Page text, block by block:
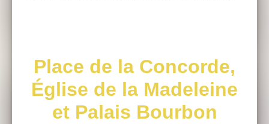
Place de la Concorde,
Église de la Madeleine
et Palais Bourbon